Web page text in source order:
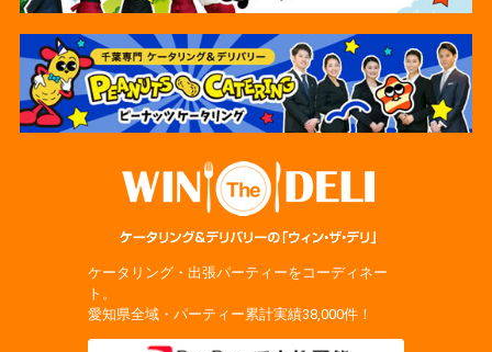
ケータリング・出張パーティーをコーディネー
ト。
愛知県全域・パーティー累計実績38,000件！